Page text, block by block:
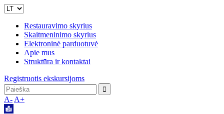
Restauravimo skyrius
Skaitmeninimo skyrius
Elektroninė parduotuvė
Apie mus
Struktūra ir kontaktai
Registruotis ekskursijoms
A- A+